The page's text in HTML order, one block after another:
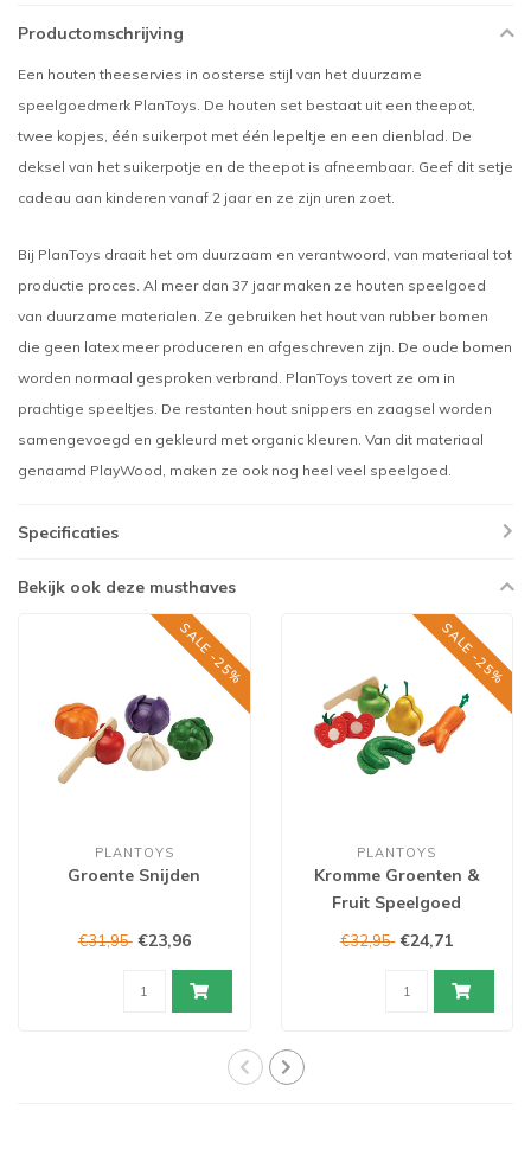
Productomschrijving
Een houten theeservies in oosterse stijl van het duurzame
speelgoedmerk PlanToys. De houten set bestaat uit een theepot,
twee kopjes, één suikerpot met één lepeltje en een dienblad. De
deksel van het suikerpotje en de theepot is afneembaar. Geef dit setje
cadeau aan kinderen vanaf 2 jaar en ze zijn uren zoet.
Bij PlanToys draait het om duurzaam en verantwoord, van materiaal tot
productie proces. Al meer dan 37 jaar maken ze houten speelgoed
van duurzame materialen. Ze gebruiken het hout van rubber bomen
die geen latex meer produceren en afgeschreven zijn. De oude bomen
worden normaal gesproken verbrand. PlanToys tovert ze om in
prachtige speeltjes. De restanten hout snippers en zaagsel worden
samengevoegd en gekleurd met organic kleuren. Van dit materiaal
genaamd PlayWood, maken ze ook nog heel veel speelgoed.
Specificaties
Bekijk ook deze musthaves
SALE -25%
PLANTOYS
Groente Snijden
€31,95 €23,96
SALE -25%
PLANTOYS
Kromme Groenten &
Fruit Speelgoed
€32,95 €24,71